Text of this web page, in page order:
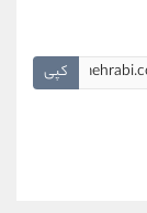
کپی